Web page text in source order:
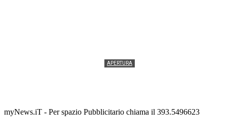
APERTURA
myNews.iT - Per spazio Pubblicitario chiama il 393.5496623